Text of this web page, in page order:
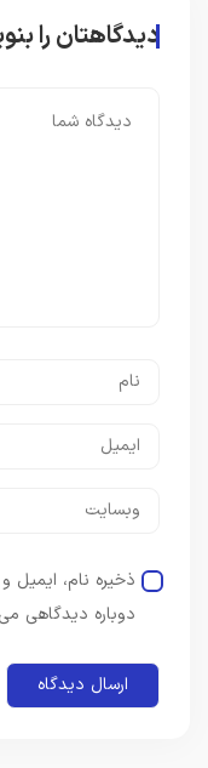
دیدگاهتان را بنویسید
ذخیره نام، ایمیل و
دوباره دیدگاهی می‌نویسم.